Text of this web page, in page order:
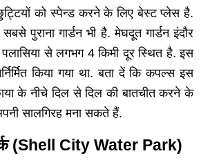
को स्पेन्ड करने के लिए बेस्ट प्लेस है.
पुराना गार्डन भी है. मेघदूत गार्डन इंदौर
से लगभग 4 किमी दूर स्थित है. इस
किया गया था. बता दें कि कपल्स इस
के नीचे दिल से दिल की बातचीत करने के
सालगिरह मना सकते हैं.
(Shell City Water Park)